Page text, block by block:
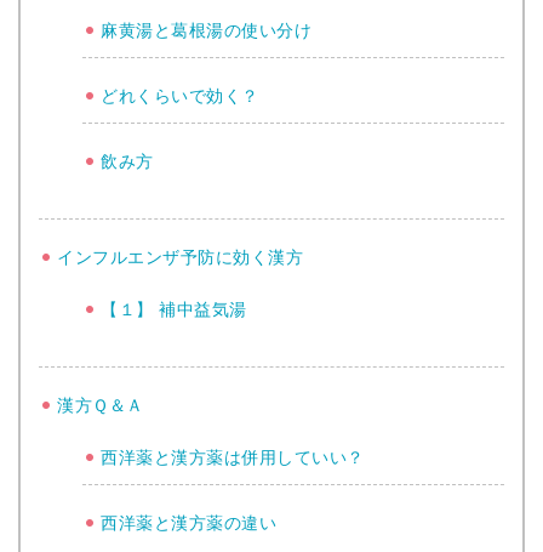
麻黄湯と葛根湯の使い分け
どれくらいで効く？
飲み方
インフルエンザ予防に効く漢方
【１】 補中益気湯
漢方Ｑ＆Ａ
西洋薬と漢方薬は併用していい？
西洋薬と漢方薬の違い